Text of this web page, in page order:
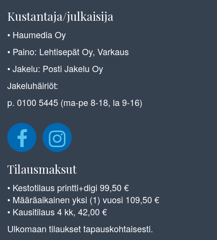
Kustantaja/julkaisija
• Haumedia Oy
• Paino: Lehtisepät Oy, Varkaus
• Jakelu: Posti Jakelu Oy
Jakeluhäiriöt:
p. 0100 5445 (ma-pe 8-18, la 9-16)
Tilausmaksut
• Kestotilaus printti+digi 99,50 €
• Määräaikainen yksi (1) vuosi 109,50 €
• Kausitilaus 4 kk, 42,00 €
Ulkomaan tilaukset tapauskohtaisesti.